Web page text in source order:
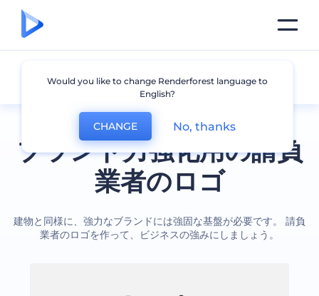
ブランド力強化用の請負
業者のロゴ
建物と同様に、強力なブランドには強固な基盤が必要です。 請負
業者のロゴを作って、ビジネスの強みにしましょう。
請負業者
Would you like to change Renderforest language to
English?
CHANGE No, thanks